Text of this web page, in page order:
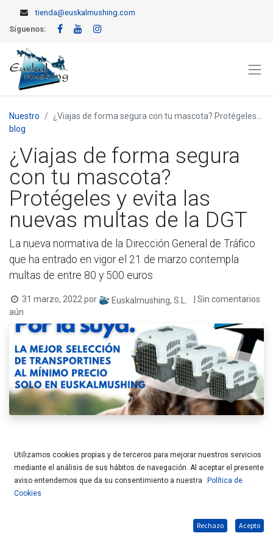
tienda@euskalmushing.com
Síguenos:
Nuestro
blog
¿Viajas de forma segura con tu mascota? Protégeles y evita las nuevas multas de la DGT
¿Viajas de forma segura
con tu mascota?
Protégeles y evita las
nuevas multas de la DGT
La nueva normativa de la Dirección General de Tráfico
que ha entrado en vigor el 21 de marzo contempla
multas de entre 80 y 500 euros
31 marzo, 2022por Euskalmushing, S.L.
| Sin comentarios
aún
de hacer salidas más o menos largas con tu mascota y viajar
juntos en el coche, pero ¿Cómo estar seguros de que nuestros
peludos viajan protegidos y cumpliendo la nueva normativa? Te
Utilizamos cookies propias y de terceros para mejorar nuestros servicios
mediante el análisis de sus hábitos de navegación. Al aceptar el presente
aviso entendemos que da su consentimiento a nuestra
Política de
Cookies
Rechazo Acepto